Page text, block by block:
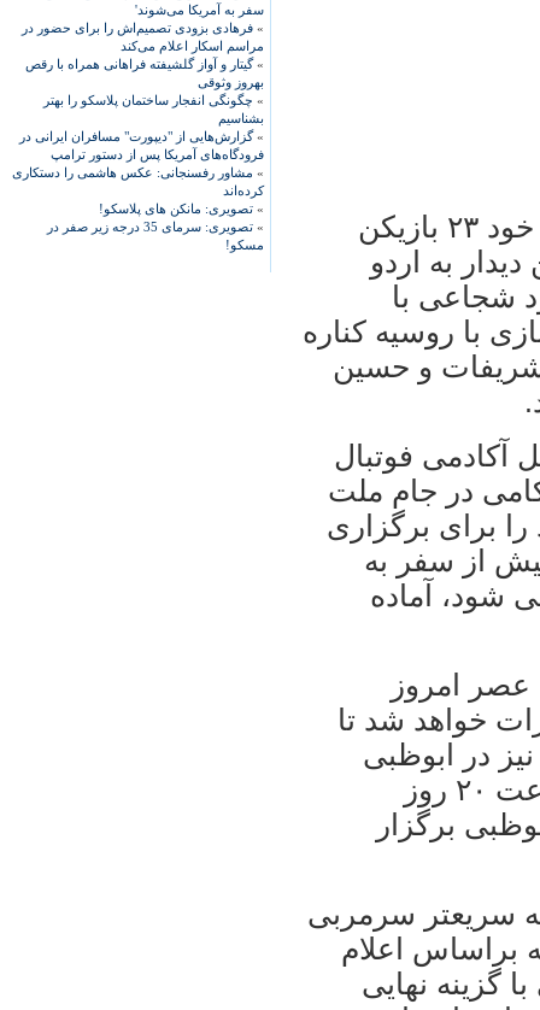
سفر به آمریکا می‌شوند'
» فرهادی بزودی تصمیم‌اش را برای حضور در
مراسم اسکار اعلام می‌کند
»گیتار و آواز گلشیفته فراهانی همراه با رقص
بهروز وثوقی
» چگونگی انفجار ساختمان پلاسکو را بهتر
بشناسیم
»گزارش‌هایی از "دیپورت" مسافران ایرانی در
فرودگاه‌های آمریکا پس از دستور ترامپ
» مشاور رفسنجانی: عکس هاشمی را دستکاری
کرده‌اند
» تصویری: مانکن های پلاسکو!
»
تصویری: سرمای 35 درجه زیر صفر در
مسکو!
عليرضا منصوريان نيز در نخستين اقدام خود ۲۳ بازيکن
به اردو
شجاعی با
با روسيه کناره
شريفات و حسين
آکادمی فوتبال
در جام ملت
برای برگزاری
از سفر به
شود، آماده
عصر امروز
خواهد شد تا
در ابوظبی
برگزار کند. ديدار ايران برابر روسيه ساعت ۲۰ روز
برگزار
سريعتر سرمربی
براساس اعلام
گزينه نهايی